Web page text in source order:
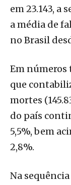
em 23.143, a
a média de
no Brasil
Em números
que
mortes
do país
5,5%, bem
2,8%.
Na